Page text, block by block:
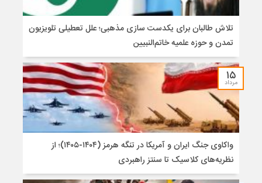
تلاش طالبان برای یکدست سازی مذهبی؛ علل تعطیلی تلویزیون
تمدن و حوزه علمیه خاتم‌النبیین
۱۵
مرداد
واکاوی جنگ ایران و آمریکا در تنگه هرمز (۱۴۰۴-۱۴۰۵)؛ از
نظریه‌های کلاسیک تا سنتز راهبردی